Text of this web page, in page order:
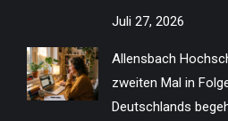
Juli 27, 2026
Allensbach
zweiten Mal in
Deutschlands